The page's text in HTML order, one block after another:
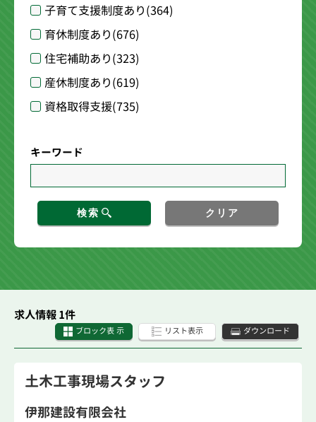
子育て支援制度あり(364)
育休制度あり(676)
住宅補助あり(323)
産休制度あり(619)
資格取得支援(735)
キーワード
検索 クリア
求人情報 1件
ブロック表 示 リスト表示 ダウンロード
土木工事現場スタッフ
伊那建設有限会社